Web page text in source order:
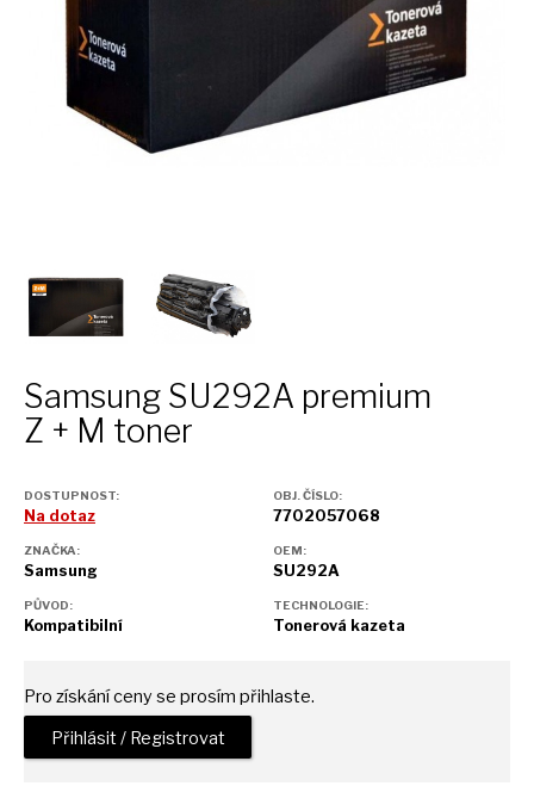
Samsung SU292A premium
Z + M toner
DOSTUPNOST:
Na dotaz
OBJ. ČÍSLO:
7702057068
ZNAČKA:
Samsung
OEM:
SU292A
PŮVOD:
Kompatibilní
TECHNOLOGIE:
Tonerová kazeta
Pro získání ceny se prosím přihlaste.
Přihlásit / Registrovat